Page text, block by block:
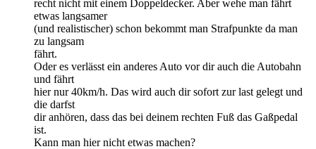
recht nicht mit einem Doppeldecker. Aber wehe man fährt
etwas langsamer
(und realistischer) schon bekommt man Strafpunkte da man
zu langsam
fährt.
Oder es verlässt ein anderes Auto vor dir auch die Autobahn
und fährt
hier nur 40km/h. Das wird auch dir sofort zur last gelegt und
die darfst
dir anhören, dass das bei deinem rechten Fuß das Gaßpedal
ist.
Kann man hier nicht etwas machen?